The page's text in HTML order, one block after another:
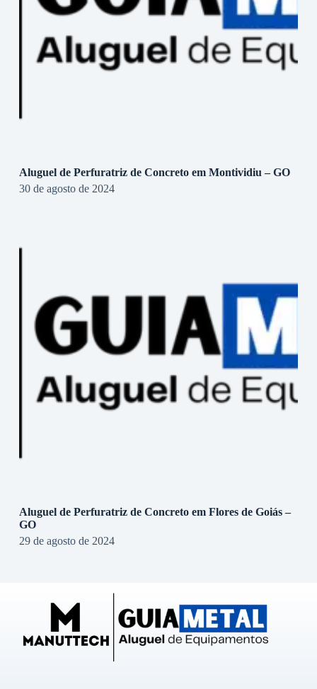
Aluguel de Perfuratriz de Concreto em Montividiu – GO
30 de agosto de 2024
Aluguel de Perfuratriz de Concreto em Flores de Goiás –
GO
29 de agosto de 2024